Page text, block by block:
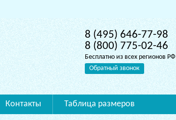
8 (495) 646-77-98
8 (800) 775-02-46
Бесплатно из всех регионов РФ
Обратный звонок
Контакты Таблица размеров